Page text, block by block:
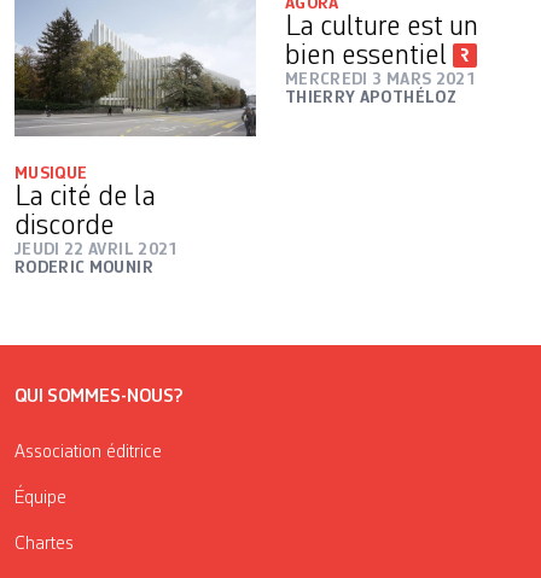
MUSIQUE
La cité de la
discorde
JEUDI 22 AVRIL 2021
RODERIC MOUNIR
AGORA
La culture est un
bien essentiel
MERCREDI 3 MARS 2021
THIERRY APOTHÉLOZ
QUI SOMMES-NOUS?
Association éditrice
Équipe
Chartes